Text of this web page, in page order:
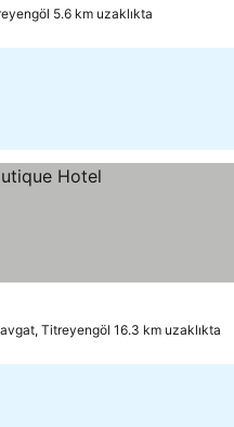
5.6 km uzaklıkta
Titreyengöl 16.3 km uzaklıkta